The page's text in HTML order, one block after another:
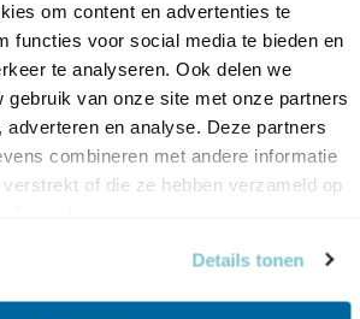
om content en advertenties te
functies voor social media te bieden en
te analyseren. Ook delen we
gebruik van onze site met onze partners
adverteren en analyse. Deze partners
combineren met andere informatie
of die ze hebben verzameld op
Details tonen